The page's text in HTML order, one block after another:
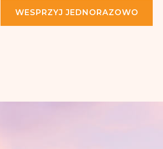
WESPRZYJ JEDNORAZOWO